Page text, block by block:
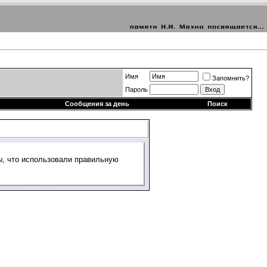
Имя
Запомнить?
Пароль
Сообщения за день Поиск
что использовали правильную